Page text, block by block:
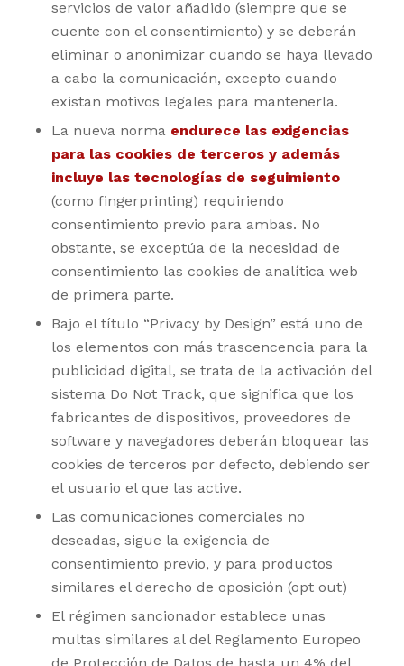
servicios de valor añadido (siempre que se
cuente con el consentimiento) y se deberán
eliminar o anonimizar cuando se haya llevado
a cabo la comunicación, excepto cuando
existan motivos legales para mantenerla.
La nueva norma endurece las exigencias
para las cookies de terceros y además
incluye las tecnologías de seguimiento
(como fingerprinting) requiriendo
consentimiento previo para ambas. No
obstante, se exceptúa de la necesidad de
consentimiento las cookies de analítica web
de primera parte.
Bajo el título “Privacy by Design” está uno de
los elementos con más trascencencia para la
publicidad digital, se trata de la activación del
sistema Do Not Track, que significa que los
fabricantes de dispositivos, proveedores de
software y navegadores deberán bloquear las
cookies de terceros por defecto, debiendo ser
el usuario el que las active.
Las comunicaciones comerciales no
deseadas, sigue la exigencia de
consentimiento previo, y para productos
similares el derecho de oposición (opt out)
El régimen sancionador establece unas
multas similares al del Reglamento Europeo